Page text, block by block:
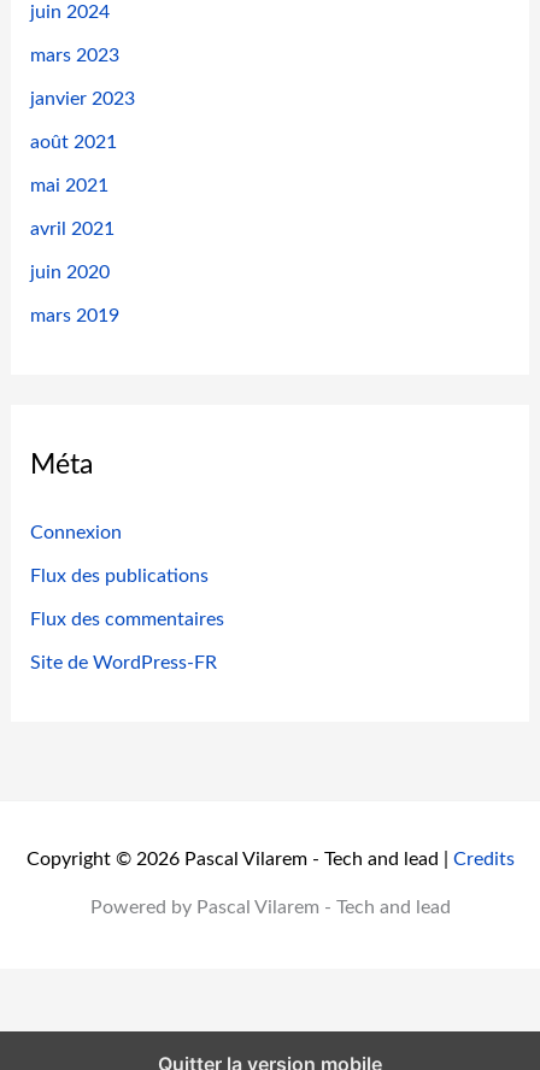
:
juin 2024
mars 2023
janvier 2023
août 2021
mai 2021
avril 2021
juin 2020
mars 2019
Méta
Connexion
Flux des publications
Flux des commentaires
Site de WordPress-FR
Copyright © 2026 Pascal Vilarem - Tech and lead | Credits
Powered by Pascal Vilarem - Tech and lead
Quitter la version mobile